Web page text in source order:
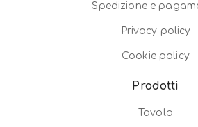
Spedizione e
Privacy policy
Cookie policy
Prodotti
Tavola